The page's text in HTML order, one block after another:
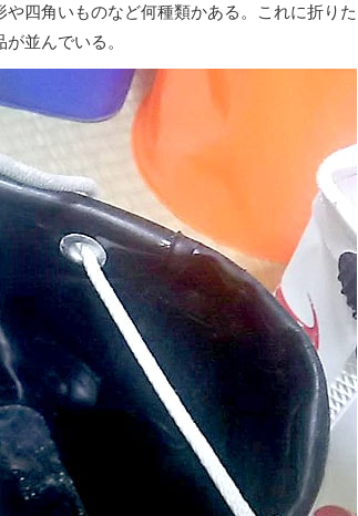
四角いものなど何種類かある。これに折りた
並んでいる。